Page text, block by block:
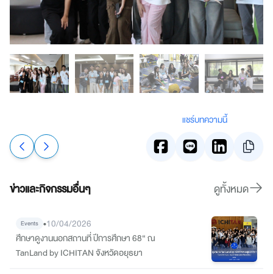
แชร์บทความนี้
ข่าวและกิจกรรมอื่นๆ ดูทั้งหมด
Events •10/04/2026
ศึกษาดูงานนอกสถานที่ ปีการศึกษา 68“ ณ
TanLand by ICHITAN จังหวัดอยุธยา